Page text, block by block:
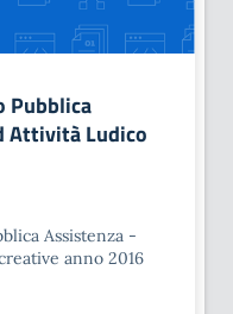
Pubblica
Attività Ludico
Assistenza -
anno 2016